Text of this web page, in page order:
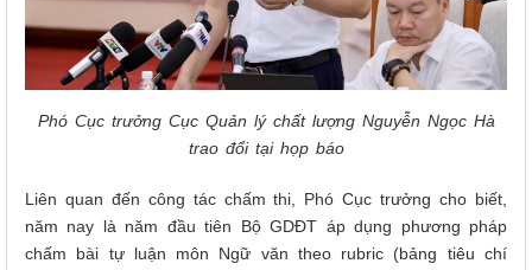
Phó Cục trưởng Cục Quản lý chất lượng Nguyễn Ngọc Hà
trao đổi tại họp báo
Liên quan đến công tác chấm thi, Phó Cục trưởng cho biết,
năm nay là năm đầu tiên Bộ GDĐT áp dụng phương pháp
chấm bài tự luận môn Ngữ văn theo rubric (bảng tiêu chí